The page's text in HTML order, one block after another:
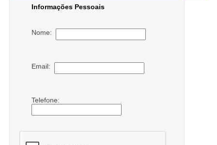
Informações Pessoais
Nome:
Email:
Telefone: